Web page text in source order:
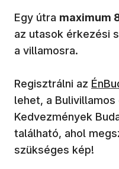
Egy útra maximum
az utasok érkezési
a villamosra.
Regisztrálni az (új
lehet, a Bulivillamos
Kedvezmények
található, ahol
szükséges kép!